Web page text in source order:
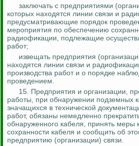
заключать с предприятиями
которых находятся линии связи и
предусматривающие порядок
мероприятия по обеспечению
радиофикации, подлежащие
работ;
извещать предприятия
находятся линии связи и
производства работ и о порядке
проведением.
15. Предприятия и организации,
работы, при обнаружении подземных
значащихся в технической
работ, обязаны немедленно
обнаруженного кабеля, принять меры
сохранности кабеля и сообщить об
предприятию (организации) связи.